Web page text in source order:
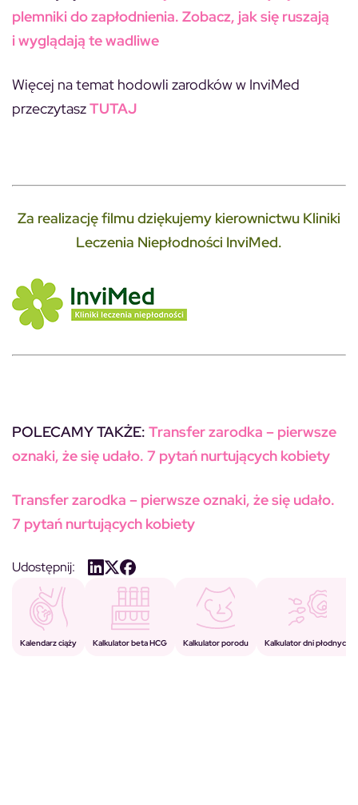
plemniki do zapłodnienia. Zobacz, jak się ruszają
i wyglądają te wadliwe
Więcej na temat hodowli zarodków w InviMed
przeczytaszTUTAJ
Za realizację filmu dziękujemy kierownictwu Kliniki
Leczenia Niepłodności InviMed.
POLECAMY TAKŻE: Transfer zarodka – pierwsze
oznaki, że się udało. 7 pytań nurtujących kobiety
Transfer zarodka – pierwsze oznaki, że się udało.
7 pytań nurtujących kobiety
Udostępnij:
Kalendarz ciąży Kalkulator beta HCG Kalkulator porodu Kalkulator dni płodnych